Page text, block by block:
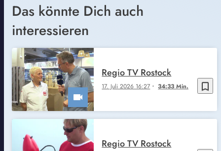
Das könnte Dich auch
interessieren
bookmark_border
17. Juli 2026 16:27 34:33 Min.
Regio TV Rostock
Regio TV Rostock